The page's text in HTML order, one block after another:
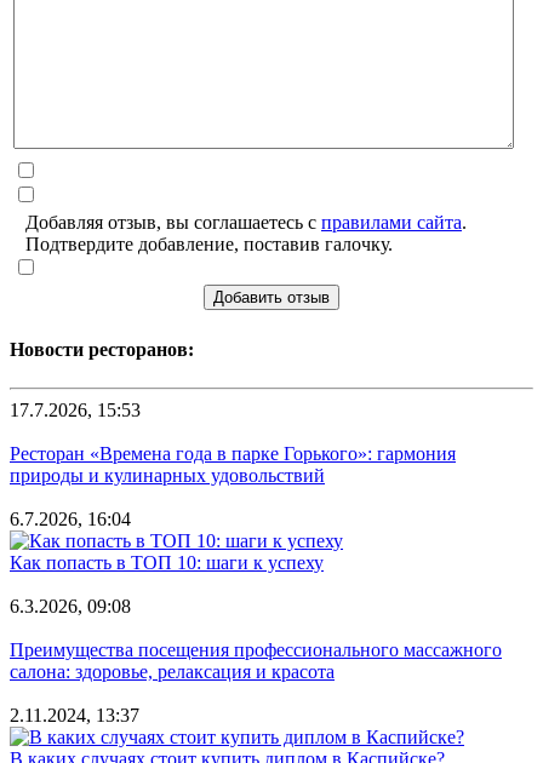
Добавляя отзыв, вы соглашаетесь с правилами сайта.
Подтвердите добавление, поставив галочку.
Добавить отзыв
Новости ресторанов:
17.7.2026, 15:53
Ресторан «Времена года в парке Горького»: гармония
природы и кулинарных удовольствий
6.7.2026, 16:04
Как попасть в ТОП 10: шаги к успеху
6.3.2026, 09:08
Преимущества посещения профессионального массажного
салона: здоровье, релаксация и красота
2.11.2024, 13:37
В каких случаях стоит купить диплом в Каспийске?